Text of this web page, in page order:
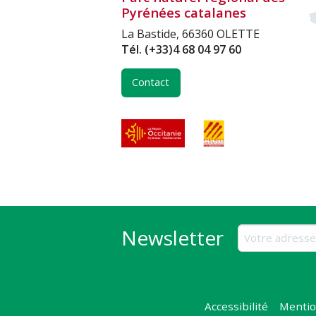
Pyrénées catalanes
La Bastide, 66360 OLETTE
Tél. (+33)4 68 04 97 60
Contact
Newsletter
Accessibilité